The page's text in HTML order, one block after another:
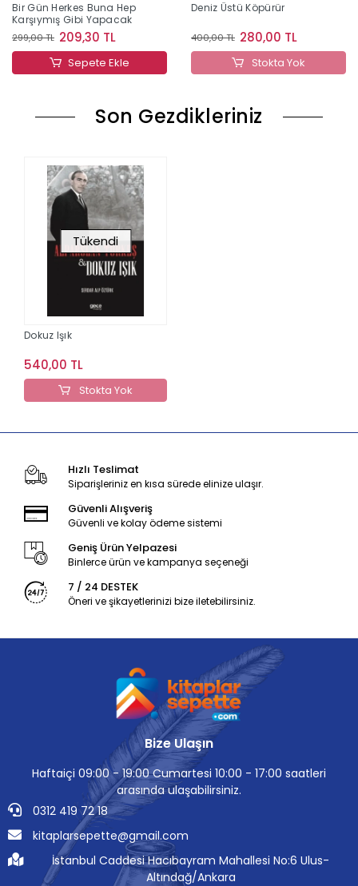
Bir Gün Herkes Buna Hep
Karşıymış Gibi Yapacak
299,00 TL 209,30 TL
Sepete Ekle
Deniz Üstü Köpürür
400,00 TL 280,00 TL
Stokta Yok
Son Gezdikleriniz
Tükendi
Dokuz Işık
540,00 TL
Stokta Yok
Hızlı Teslimat
Siparişleriniz en kısa sürede elinize ulaşır.
Güvenli Alışveriş
Güvenli ve kolay ödeme sistemi
Geniş Ürün Yelpazesi
Binlerce ürün ve kampanya seçeneği
7 / 24 DESTEK
Öneri ve şikayetlerinizi bize iletebilirsiniz.
Bize Ulaşın
Haftaiçi 09:00 - 19:00 Cumartesi 10:00 - 17:00 saatleri
arasında ulaşabilirsiniz.
0312 419 72 18
kitaplarsepette@gmail.com
İstanbul Caddesi Hacıbayram Mahallesi No:6 Ulus-
Altındağ/Ankara